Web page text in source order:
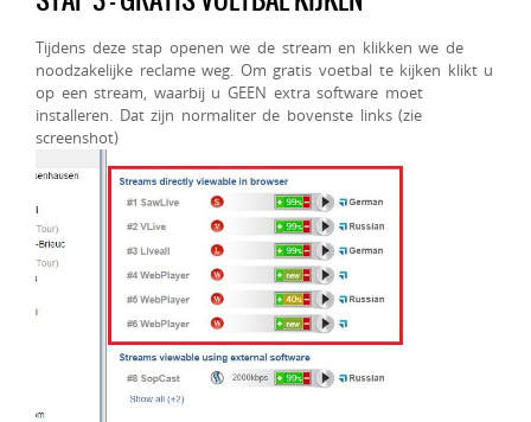
Tijdens deze stap openen we de stream en klikken we de
noodzakelijke reclame weg. Om gratis voetbal te kijken klikt u
op een stream, waarbij u GEEN extra software moet
installeren. Dat zijn normaliter de bovenste links (zie
screenshot)